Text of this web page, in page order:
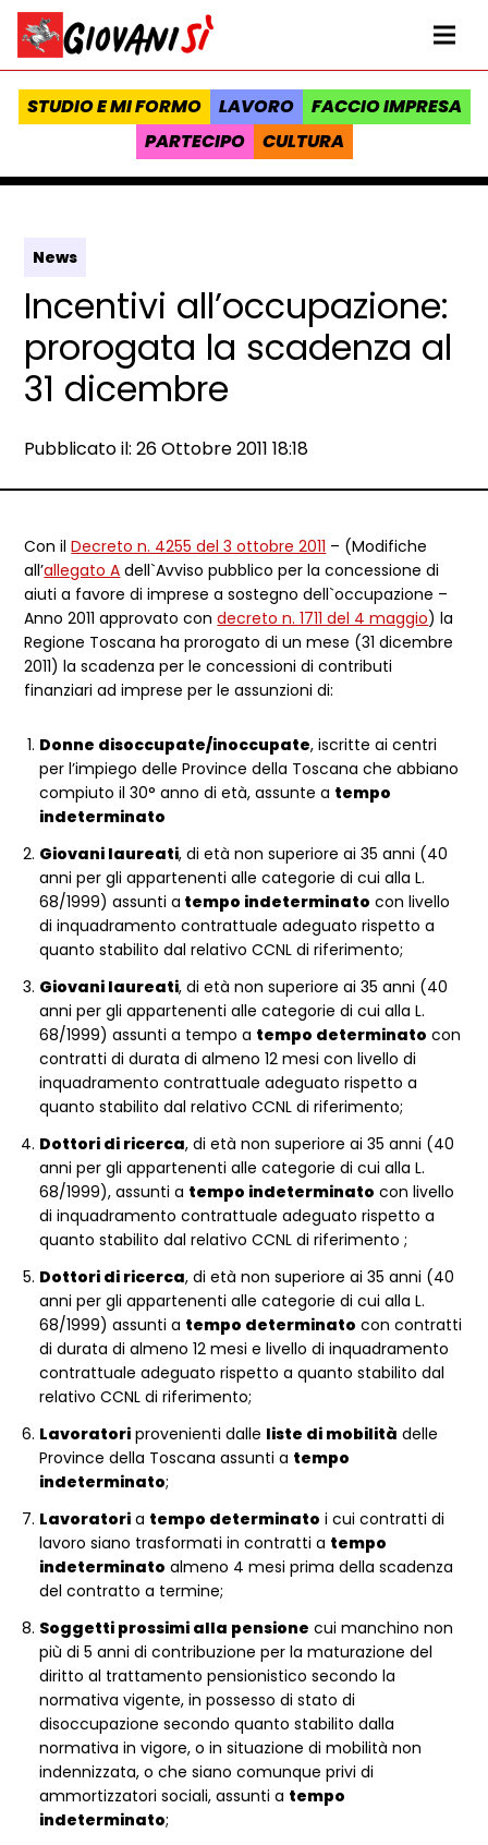
Vai al contenuto
Homepage Giovanisì - Progetto della Regione Toscana
STUDIO E MI FORMO LAVORO
FACCIO IMPRESA
PARTECIPO
CULTURA
News
Incentivi all’occupazione:
prorogata la scadenza al
31 dicembre
Data e ora:
Pubblicato il: 26 Ottobre 2011 18:18
Dettagli articolo
Con ilDecreto n. 4255 del 3 ottobre 2011 – (Modifiche
all’allegato A dell`Avviso pubblico per la concessione di
aiuti a favore di imprese a sostegno dell`occupazione –
Anno 2011 approvato condecreto n. 1711 del 4 maggio) la
Regione Toscana ha prorogato di un mese (31 dicembre
2011) la scadenza per le concessioni di contributi
finanziari ad imprese per le assunzioni di:
Donne disoccupate/inoccupate, iscritte ai centri
per l’impiego delle Province della Toscana che abbiano
compiuto il 30° anno di età, assunte a tempo
indeterminato
Giovani laureati, di età non superiore ai 35 anni (40
anni per gli appartenenti alle categorie di cui alla L.
68/1999) assunti a tempo indeterminato con livello
di inquadramento contrattuale adeguato rispetto a
quanto stabilito dal relativo CCNL di riferimento;
Giovani laureati, di età non superiore ai 35 anni (40
anni per gli appartenenti alle categorie di cui alla L.
68/1999) assunti a tempo a tempo determinato con
contratti di durata di almeno 12 mesi con livello di
inquadramento contrattuale adeguato rispetto a
quanto stabilito dal relativo CCNL di riferimento;
Dottori di ricerca, di età non superiore ai 35 anni (40
anni per gli appartenenti alle categorie di cui alla L.
68/1999), assunti a tempo indeterminato con livello
di inquadramento contrattuale adeguato rispetto a
quanto stabilito dal relativo CCNL di riferimento ;
Dottori di ricerca, di età non superiore ai 35 anni (40
anni per gli appartenenti alle categorie di cui alla L.
68/1999) assunti a tempo determinato con contratti
di durata di almeno 12 mesi e livello di inquadramento
contrattuale adeguato rispetto a quanto stabilito dal
relativo CCNL di riferimento;
Lavoratori provenienti dalle liste di mobilità delle
Province della Toscana assunti a tempo
indeterminato;
Lavoratori a tempo determinato i cui contratti di
lavoro siano trasformati in contratti a tempo
indeterminato almeno 4 mesi prima della scadenza
del contratto a termine;
Soggetti prossimi alla pensione cui manchino non
più di 5 anni di contribuzione per la maturazione del
diritto al trattamento pensionistico secondo la
normativa vigente, in possesso di stato di
disoccupazione secondo quanto stabilito dalla
normativa in vigore, o in situazione di mobilità non
indennizzata, o che siano comunque privi di
ammortizzatori sociali, assunti a tempo
indeterminato;